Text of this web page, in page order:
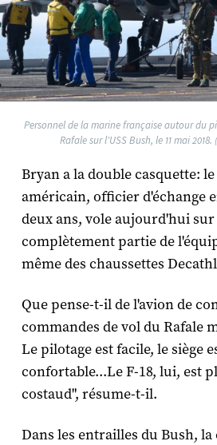
Personnel de la marine française autour du
Rafale sur l'USS Bush, le 11 mai
Bryan a la double casquette: le
américain, officier d'échange
deux ans, vole aujourd'hui sur
complètement partie de
même des chaussettes
Que pense-t-il de l'avion de
commandes de vol du Rafale
Le pilotage est facile, le siège
confortable...Le F-18, lui, est
costaud", résume-t-il.
Dans les entrailles du Bush,